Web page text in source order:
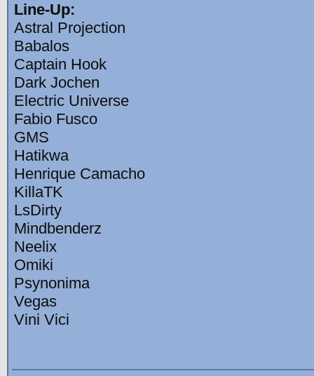
Line-Up:
Astral Projection
Babalos
Captain Hook
Dark Jochen
Electric Universe
Fabio Fusco
GMS
Hatikwa
Henrique Camacho
KillaTK
LsDirty
Mindbenderz
Neelix
Omiki
Psynonima
Vegas
Vini Vici